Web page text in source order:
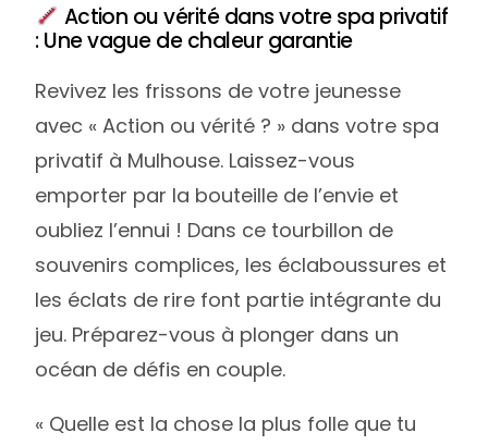
Action ou vérité dans votre spa privatif
: Une vague de chaleur garantie
Revivez les frissons de votre jeunesse
avec « Action ou vérité ? » dans votre spa
privatif à Mulhouse. Laissez-vous
emporter par la bouteille de l’envie et
oubliez l’ennui ! Dans ce tourbillon de
souvenirs complices, les éclaboussures et
les éclats de rire font partie intégrante du
jeu. Préparez-vous à plonger dans un
océan de défis en couple.
« Quelle est la chose la plus folle que tu